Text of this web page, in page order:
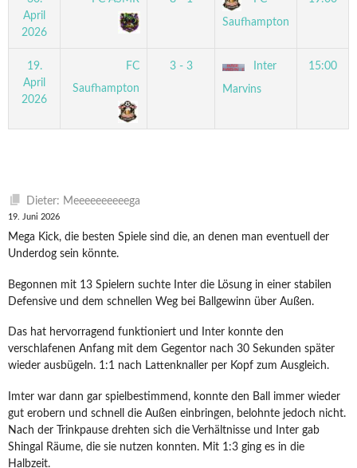
April
2026
Saufhampton
19.
April
2026
FC
Saufhampton
3 - 3 Inter
Marvins
15:00
Dieter: Meeeeeeeeeega
19. Juni 2026
Mega Kick, die besten Spiele sind die, an denen man eventuell der
Underdog sein könnte.
Begonnen mit 13 Spielern suchte Inter die Lösung in einer stabilen
Defensive und dem schnellen Weg bei Ballgewinn über Außen.
Das hat hervorragend funktioniert und Inter konnte den
verschlafenen Anfang mit dem Gegentor nach 30 Sekunden später
wieder ausbügeln. 1:1 nach Lattenknaller per Kopf zum Ausgleich.
Imter war dann gar spielbestimmend, konnte den Ball immer wieder
gut erobern und schnell die Außen einbringen, belohnte jedoch nicht.
Nach der Trinkpause drehten sich die Verhältnisse und Inter gab
Shingal Räume, die sie nutzen konnten. Mit 1:3 ging es in die
Halbzeit.